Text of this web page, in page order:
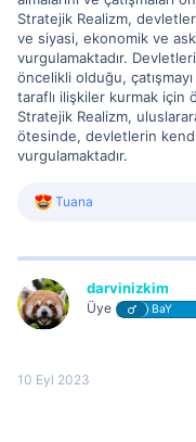
Stratejik Realizm,
ve siyasi, ekonomik ve
vurgulamaktadır.
öncelikli olduğu,
taraflı ilişkiler kurmak için
Stratejik Realizm,
ötesinde, devletlerin kendi
vurgulamaktadır.
R
i
o
n
Tuana
darvinizkim
Üye BaY
10 Eyl 2023